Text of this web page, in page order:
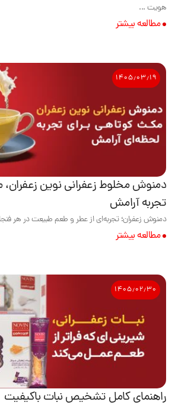
هویت ...
مطالعه بیشتر
۱۴۰۵٫۰۳٫۱۹
دمنوش مخلوط زعفرانی نوین
تجربه آرامش
دمنوش زعفران؛ تجربه‌ای از عطر و طعم طبیعت در هر
مطالعه بیشتر
۱۴۰۵٫۰۲٫۳۰
راهنمای کامل تشخیص نبات باکیفیت